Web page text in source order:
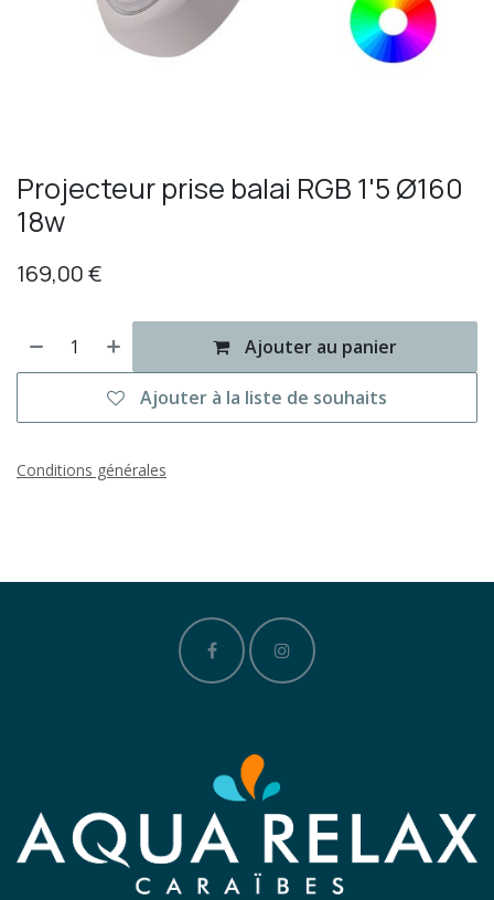
Projecteur prise balai RGB 1'5 Ø160
18w
169,00€
Ajouter au panier
Ajouter à la liste de souhaits
Conditions générales